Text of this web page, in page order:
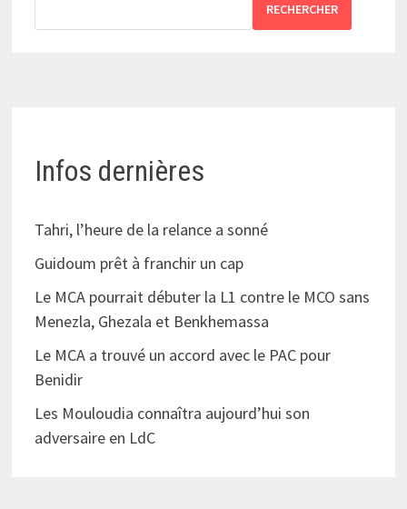
RECHERCHER
Infos dernières
Tahri, l’heure de la relance a sonné
Guidoum prêt à franchir un cap
Le MCA pourrait débuter la L1 contre le MCO sans
Menezla, Ghezala et Benkhemassa
Le MCA a trouvé un accord avec le PAC pour
Benidir
Les Mouloudia connaîtra aujourd’hui son
adversaire en LdC